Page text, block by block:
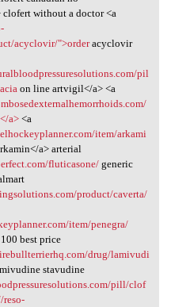
without a doctor <a
acyclovir/">orderacyclovir
pil
on line artvigil</a> <a
a><a
item/arkami
a> arterial
fluticasone/generic
product/caverta/
item/penegra/
best price
drug/lamivudi
stavudine
pill/clof